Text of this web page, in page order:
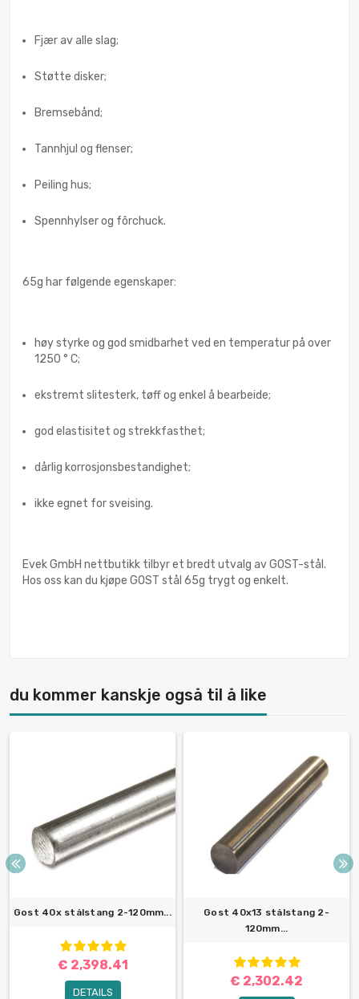
Fjær av alle slag;
Støtte disker;
Bremsebånd;
Tannhjul og flenser;
Peiling hus;
Spennhylser og fôrchuck.
65g har følgende egenskaper:
høy styrke og god smidbarhet ved en temperatur på over
1250 ° C;
ekstremt slitesterk, tøff og enkel å bearbeide;
god elastisitet og strekkfasthet;
dårlig korrosjonsbestandighet;
ikke egnet for sveising.
Evek GmbH nettbutikk tilbyr et bredt utvalg av GOST-stål.
Hos oss kan du kjøpe GOST stål 65g trygt og enkelt.
du kommer kanskje også til å like
Gost 40x stålstang 2-120mm...
€ 2,398.41
DETAILS
Gost 40x13 stålstang 2-
120mm...
€ 2,302.42